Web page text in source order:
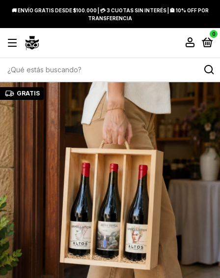
🚚 ENVÍO GRATIS DESDE $100.000 | 💳 3 CUOTAS SIN INTERÉS | 🏦 10% OFF POR
TRANSFERENCIA
0
GRATIS